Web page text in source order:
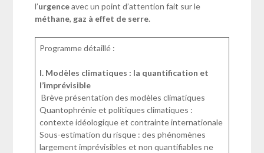
l’urgenceavec un point d’attention fait sur le
méthane, gaz à effet de serre.
Programme détaillé :
I. Modèles climatiques : la quantification et
l’imprévisible
Brève présentation des modèles climatiques
Quantophrénie et politiques climatiques :
contexte idéologique et contrainte internationale
Sous-estimation du risque : des phénomènes
largement imprévisibles et non quantifiables ne